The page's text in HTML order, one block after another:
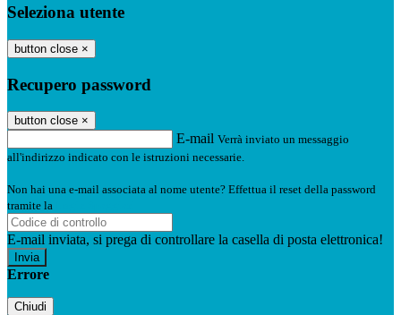
Seleziona utente
button close ×
Recupero password
button close ×
E-mail Verrà inviato un messaggio
all'indirizzo indicato con le istruzioni necessarie.
Non hai una e-mail associata al nome utente? Effettua il reset della password
tramite la
E-mail inviata, si prega di controllare la casella di posta elettronica!
Errore
Chiudi